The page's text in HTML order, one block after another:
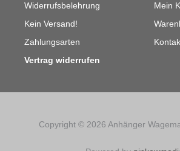
Widerrufsbelehrung
Kein Versand!
Zahlungsarten
Vertrag widerrufen
Mein
Copyright © 2026 Anhänger